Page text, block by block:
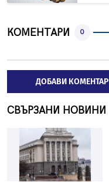
КОМЕНТАРИ 0
ДОБАВИ КОМЕНТАР
СВЪРЗАНИ НОВИНИ